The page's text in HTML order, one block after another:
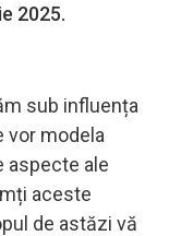
2025.
sub influența
vor modela
aspecte ale
aceste
de astăzi vă